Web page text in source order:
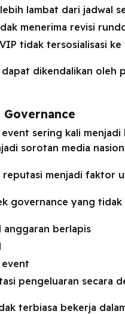
lambat dari jadwal
menerima revisi
tidak tersosialisasi
dikendalikan oleh
Governance
event sering kali
sorotan media
reputasi menjadi faktor
governance yang
anggaran berlapis
pengeluaran secara
terbiasa bekerja